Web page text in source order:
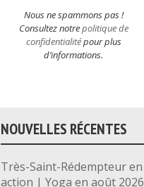
Nous ne spammons pas !
Consultez notrepolitique de
confidentialitépour plus
d’informations.
NOUVELLES RÉCENTES
Très-Saint-Rédempteur en
action | Yoga en août 2026